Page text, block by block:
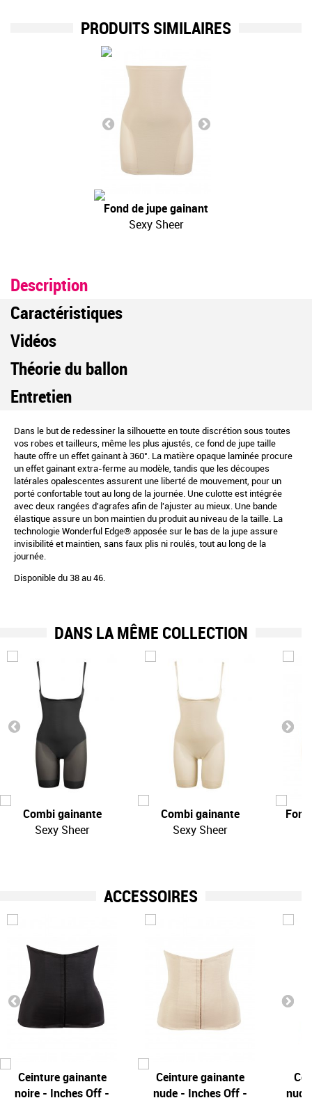
PRODUITS SIMILAIRES
Fond de jupe gainant
Sexy Sheer
Description
Caractéristiques
Vidéos
Théorie du ballon
Entretien
Dans le but de redessiner la silhouette en toute discrétion sous toutes
vos robes et tailleurs, même les plus ajustés, ce fond de jupe taille
haute offre un effet gainant à 360°. La matière opaque laminée procure
un effet gainant extra-ferme au modèle, tandis que les découpes
latérales opalescentes assurent une liberté de mouvement, pour un
porté confortable tout au long de la journée. Une culotte est intégrée
avec deux rangées d'agrafes afin de l'ajuster au mieux. Une bande
élastique assure un bon maintien du produit au niveau de la taille. La
technologie Wonderful Edge® apposée sur le bas de la jupe assure
invisibilité et maintien, sans faux plis ni roulés, tout au long de la
journée.
Disponible du 38 au 46.
DANS LA MÊME COLLECTION
Combi gainante
Sexy Sheer
Combi gainante
Sexy Sheer
ACCESSOIRES
Ceinture gainante
noire - Inches Off -
Ceinture gainante
nude - Inches Off -